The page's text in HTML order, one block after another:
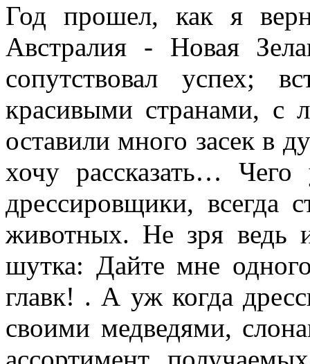
Год прошел, как я
Австралия - Новая
сопутствовал успех;
красивыми странами,
оставили много засек в
хочу рассказать…
дрессировщики, всегда
животных. Не зря ведь
шутка: Дайте мне
главк! . А уж когда
своими медведями,